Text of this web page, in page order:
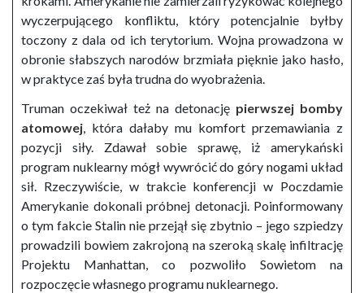
wyczerpującego konfliktu, który potencjalnie byłby
toczony z dala od ich terytorium. Wojna prowadzona w
obronie słabszych narodów brzmiała pięknie jako hasło,
w praktyce zaś była trudna do wyobrażenia.
Truman oczekiwał też na detonację pierwszej bomby
atomowej, która dałaby mu komfort przemawiania z
pozycji siły. Zdawał sobie sprawę, iż amerykański
program nuklearny mógł wywrócić do góry nogami układ
sił. Rzeczywiście, w trakcie konferencji w Poczdamie
Amerykanie dokonali próbnej detonacji. Poinformowany
o tym fakcie Stalin nie przejął się zbytnio – jego szpiedzy
prowadzili bowiem zakrojoną na szeroką skalę infiltrację
Projektu Manhattan, co pozwoliło Sowietom na
rozpoczęcie własnego programu nuklearnego.